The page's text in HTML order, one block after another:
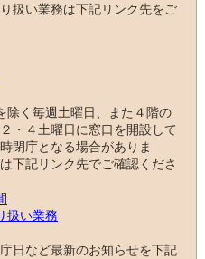
扱い業務は下記リンク先をご
除く毎週土曜日、また４階の
・４土曜日に窓口を開設して
閉庁となる場合がありま
下記リンク先でご確認くださ
扱い業務
日など最新のお知らせを下記